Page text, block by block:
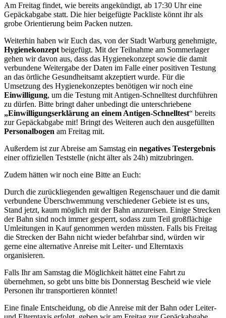
Am Freitag findet, wie bereits angekündigt, ab 17:30 Uhr eine
Gepäckabgabe statt. Die hier beigefügte Packliste könnt ihr als
grobe Orientierung beim Packen nutzen.
Weiterhin haben wir Euch das, von der Stadt Warburg genehmigte,
Hygienekonzept beigefügt. Mit der Teilnahme am Sommerlager
gehen wir davon aus, dass das Hygienekonzept sowie die damit
verbundene Weitergabe der Daten im Falle einer positiven Testung
an das örtliche Gesundheitsamt akzeptiert wurde. Für die
Umsetzung des Hygienekonzeptes benötigen wir noch eine
Einwilligung, um die Testung mit Antigen-Schnelltest durchführen
zu dürfen. Bitte bringt daher unbedingt die unterschriebene
„Einwilligungserklärung an einem Antigen-Schnelltest“ bereits
zur Gepäckabgabe mit! Bringt des Weiteren auch den ausgefüllten
Personalbogen am Freitag mit.
Außerdem ist zur Abreise am Samstag ein negatives Testergebnis
einer offiziellen Teststelle (nicht älter als 24h) mitzubringen.
Zudem hätten wir noch eine Bitte an Euch:
Durch die zurückliegenden gewaltigen Regenschauer und die damit
verbundene Überschwemmung verschiedener Gebiete ist es uns,
Stand jetzt, kaum möglich mit der Bahn anzureisen. Einige Strecken
der Bahn sind noch immer gesperrt, sodass zum Teil großflächige
Umleitungen in Kauf genommen werden müssten. Falls bis Freitag
die Strecken der Bahn nicht wieder befahrbar sind, würden wir
gerne eine alternative Anreise mit Leiter- und Elterntaxis
organisieren.
Falls Ihr am Samstag die Möglichkeit hättet eine Fahrt zu
übernehmen, so gebt uns bitte bis Donnerstag Bescheid wie viele
Personen ihr transportieren könntet!
Eine finale Entscheidung, ob die Anreise mit der Bahn oder Leiter-